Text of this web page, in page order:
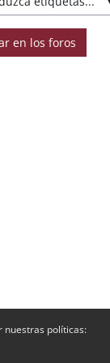
nuestras políticas:
en los foros